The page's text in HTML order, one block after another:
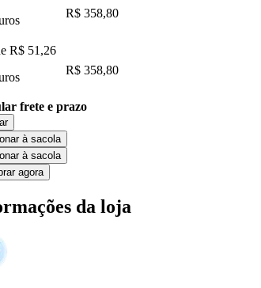
R$ 358,80
R$ 51,26
R$ 358,80
frete e prazo
à sacola
à sacola
agora
da loja